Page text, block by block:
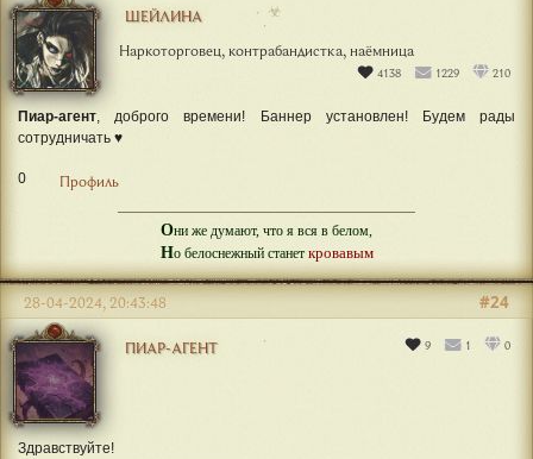
ШЕЙЛИНА ☣
Наркоторговец, контрабандистка, наёмница
4138 1229 210
Пиар-агент, доброго времени! Баннер установлен! Будем рады
сотрудничать ♥
0 Профиль
Они же думают, что я вся в белом,
Но белоснежный станет кровавым
ПИАР-АГЕНТ 9 1 0
#24
28-04-2024, 20:43:48
Здравствуйте!